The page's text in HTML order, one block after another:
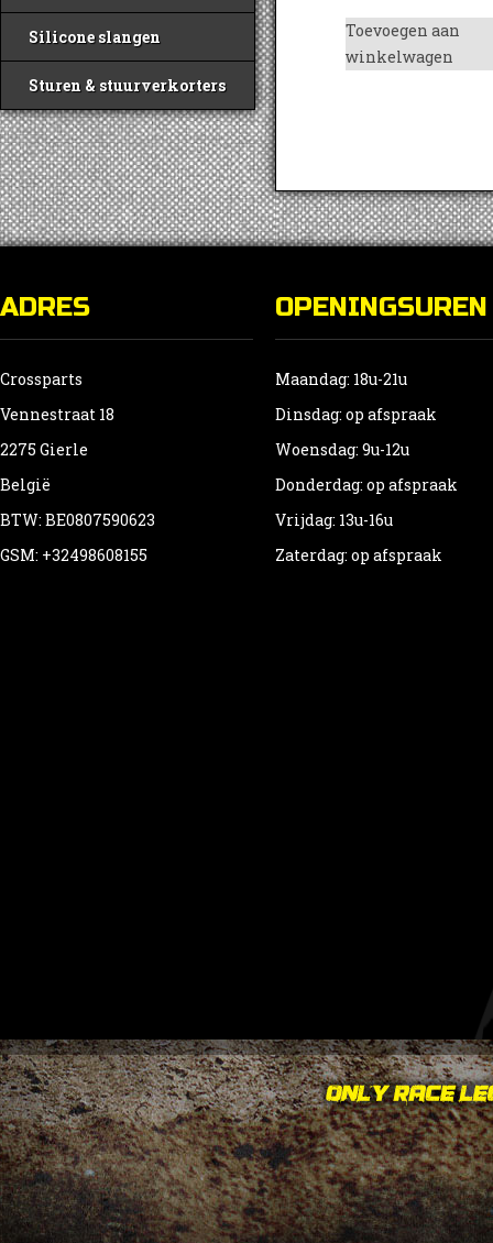
Silicone slangen
Sturen & stuurverkorters
Toevoegen aan
winkelwagen
ADRES
Crossparts
Vennestraat 18
2275 Gierle
België
BTW: BE0807590623
GSM: +32498608155
OPENINGSUREN
Maandag: 18u-21u
Dinsdag: op afspraak
Woensdag: 9u-12u
Donderdag: op afspraak
Vrijdag: 13u-16u
Zaterdag: op afspraak